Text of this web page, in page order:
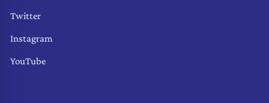
Twitter
Instagram
YouTube